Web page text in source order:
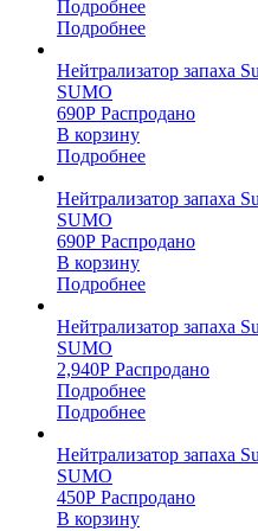
Подробнее
Подробнее
Нейтрализатор запаха
SUMO
690Р Распродано
В корзину
Подробнее
Нейтрализатор запаха
SUMO
690Р Распродано
В корзину
Подробнее
Нейтрализатор запаха
SUMO
2,940Р Распродано
Подробнее
Подробнее
Нейтрализатор запаха
SUMO
450Р Распродано
В корзину